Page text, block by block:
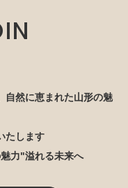
自然に恵まれた山形の魅
たします
力"溢れる未来へ